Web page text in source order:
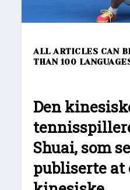
ALL ARTICLES CAN
THAN 100
Den
Shuai, som
publiserte at